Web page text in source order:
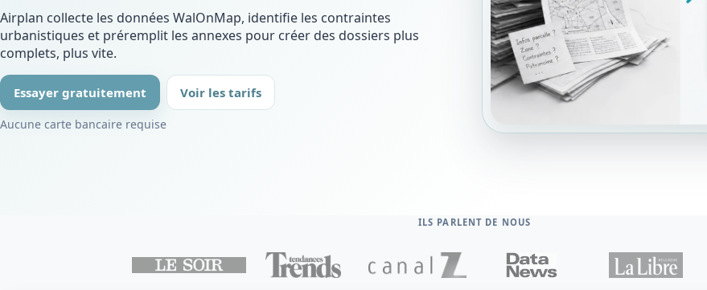
Airplan collecte les données WalOnMap, identifie les contraintes
urbanistiques et préremplit les annexes pour créer des dossiers plus
complets, plus vite.
Essayer gratuitement
Aucune carte bancaire requise
Voir les tarifs
ILS PARLENT DE NOUS